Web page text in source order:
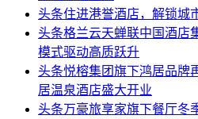
头条住进港誉酒店，解锁城
头条格兰云天蝉联中国酒店
模式驱动高质跃升
头条悦榕集团旗下鸿居品牌
居温泉酒店盛大开业
头条万豪旅享家旗下餐厅冬